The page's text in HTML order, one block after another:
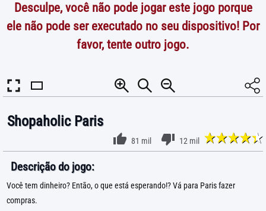
Desculpe, você não pode jogar este jogo porque
ele não pode ser executado no seu dispositivo! Por
favor, tente outro jogo.
Shopaholic Paris
81 mil 12 mil
Descrição do jogo:
Você tem dinheiro? Então, o que está esperando!? Vá para Paris fazer
compras.